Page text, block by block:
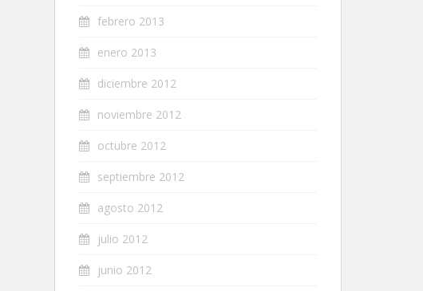
febrero 2013
enero 2013
diciembre 2012
noviembre 2012
octubre 2012
septiembre 2012
agosto 2012
julio 2012
junio 2012